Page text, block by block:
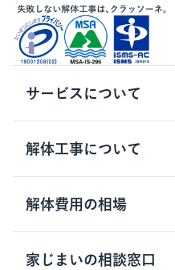
サービスについて
サービスの流れ
サービスのメリット
クラッソーネの自治体連携
解体工事について
解体工事の基礎知識
解体工事に関わる法律
用語集
解体費用の相場
木造住宅の相場
家じまいの相談窓口